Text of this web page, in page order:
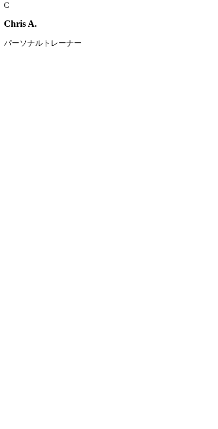
C
Chris A.
パーソナルトレーナー